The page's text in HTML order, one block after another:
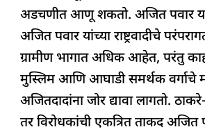
अडचणीत आणू शकतो. अजित पवार
अजित पवार यांच्या राष्ट्रवादीचे
ग्रामीण भागात अधिक आहेत, परंतु
मुस्लिम आणि आघाडी समर्थक वर्गाचे
अजितदादांना जोर द्यावा लागतो.
तर विरोधकांची एकत्रित ताकद अजित